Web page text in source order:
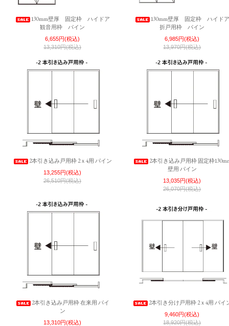
130mm壁厚 固定枠 ハイドア
観音用枠 パイン
6,655円(税込)
13,310円(税込)
130mm壁厚 固定枠 ハイド
折戸用枠 パイン
6,985円(税込)
13,970円(税込)
2本引き込み戸用枠 2ｘ4用 パイン
13,255円(税込)
26,510円(税込)
2本引き込み戸用枠 固定枠
壁用 パイン
13,035円(税込)
26,070円(税込)
2本引き込み戸用枠 在来用 パイ
ン
13,310円(税込)
2本引き分け戸用枠 2ｘ4用 パイ
9,460円(税込)
18,920円(税込)